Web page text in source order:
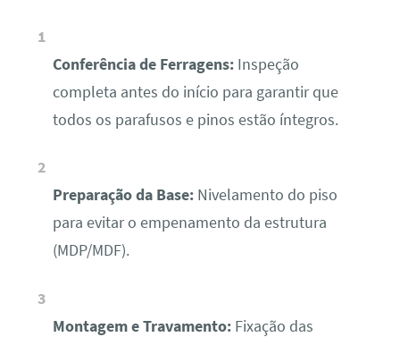
Conferência de Ferragens:Inspeção
completa antes do início para garantir que
todos os parafusos e pinos estão íntegros.
Preparação da Base:Nivelamento do piso
para evitar o empenamento da estrutura
(MDP/MDF).
Montagem e Travamento:Fixação das